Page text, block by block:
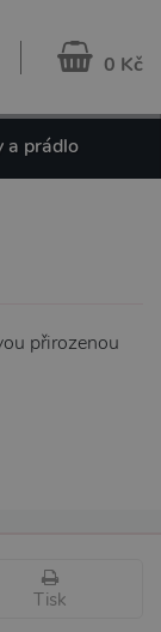
0 Kč
a prádlo
přirozenou
Tisk